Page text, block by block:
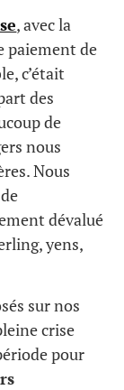
, avec la
paiement de
c’était
des
de
nous
Nous
dévalué
yens,
sur nos
crise
pour